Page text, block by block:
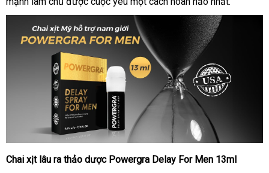
phối
Chai
Chai xịt lâu ra thảo dược Powergra Delay For Men 13ml